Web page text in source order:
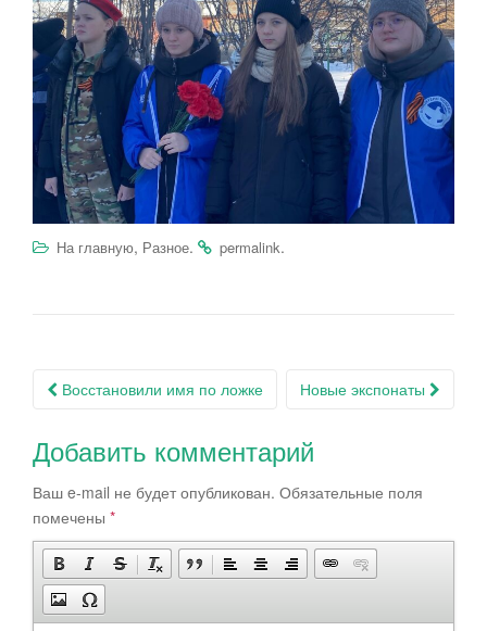
На главную, Разное. permalink.
Post navigation
Восстановили имя по ложке Новые экспонаты
Добавить комментарий
Ваш e-mail не будет опубликован. Обязательные поля
помечены *